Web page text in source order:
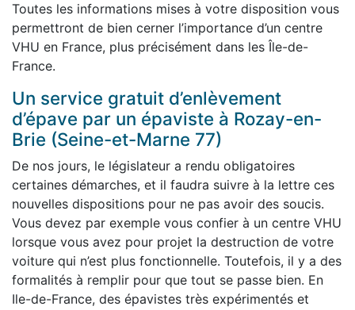
Toutes les informations mises à votre disposition vous
permettront de bien cerner l’importance d’un centre
VHU en France, plus précisément dans les Île-de-
France.
Un service gratuit d’enlèvement
d’épave par un épaviste à Rozay-en-
Brie (Seine-et-Marne 77)
De nos jours, le législateur a rendu obligatoires
certaines démarches, et il faudra suivre à la lettre ces
nouvelles dispositions pour ne pas avoir des soucis.
Vous devez par exemple vous confier à un centre VHU
lorsque vous avez pour projet la destruction de votre
voiture qui n’est plus fonctionnelle. Toutefois, il y a des
formalités à remplir pour que tout se passe bien. En
Ile-de-France, des épavistes très expérimentés et